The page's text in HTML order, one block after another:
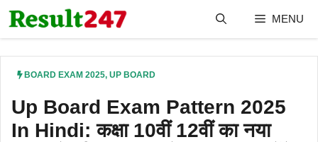
Skip
to
MENU
BOARD EXAM 2025, UP BOARD
Up Board Exam Pattern 2025
In Hindi: कक्षा 10वीं 12वीं का नया